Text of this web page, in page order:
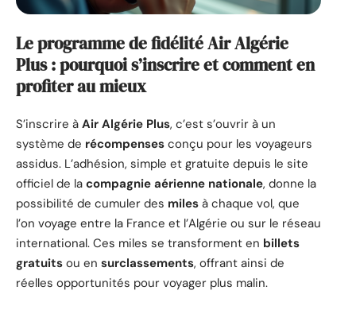
Le programme de fidélité Air Algérie
Plus : pourquoi s’inscrire et comment en
profiter au mieux
S’inscrire à Air Algérie Plus, c’est s’ouvrir à un
système de récompenses conçu pour les voyageurs
assidus. L’adhésion, simple et gratuite depuis le site
officiel de la compagnie aérienne nationale, donne la
possibilité de cumuler des miles à chaque vol, que
l’on voyage entre la France et l’Algérie ou sur le réseau
international. Ces miles se transforment en billets
gratuits ou en surclassements, offrant ainsi de
réelles opportunités pour voyager plus malin.